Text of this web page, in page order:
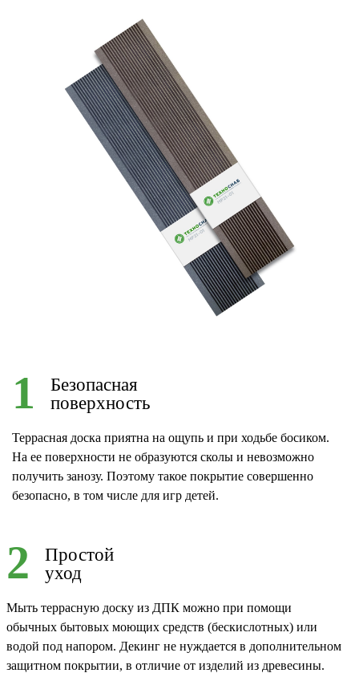
1
Безопасная
поверхность
Террасная доска приятна на ощупь и при ходьбе босиком.
На ее поверхности не образуются сколы и невозможно
получить занозу. Поэтому такое покрытие совершенно
безопасно, в том числе для игр детей.
2
Простой
уход
Мыть террасную доску из ДПК можно при помощи
обычных бытовых моющих средств (бескислотных) или
водой под напором. Декинг не нуждается в дополнительном
защитном покрытии, в отличие от изделий из древесины.